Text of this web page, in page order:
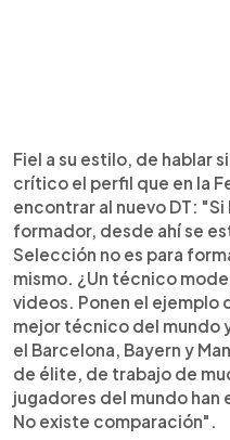
Fiel a su estilo, de hablar
crítico el perfil que en la
encontrar al nuevo DT:
formador, desde ahí se
Selección no es para
mismo. ¿Un técnico
videos. Ponen el ejemplo
mejor técnico del mundo
el Barcelona, Bayern y
de élite, de trabajo de
jugadores del mundo han
No existe comparación".